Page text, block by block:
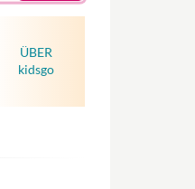
ÜBER
kidsgo